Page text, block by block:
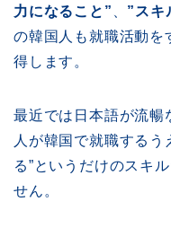
力になること”
”スキ
の韓国人も就職活動を
得します。
最近では日本語が流暢
人が韓国で就職するう
る”というだけのスキ
せん。